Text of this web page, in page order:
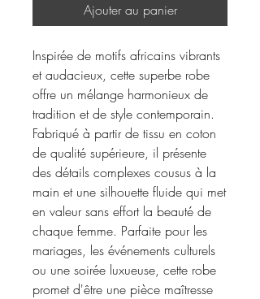
Ajouter au panier
Inspirée de motifs africains vibrants
et audacieux, cette superbe robe
offre un mélange harmonieux de
tradition et de style contemporain.
Fabriqué à partir de tissu en coton
de qualité supérieure, il présente
des détails complexes cousus à la
main et une silhouette fluide qui met
en valeur sans effort la beauté de
chaque femme. Parfaite pour les
mariages, les événements culturels
ou une soirée luxueuse, cette robe
promet d'être une pièce maîtresse